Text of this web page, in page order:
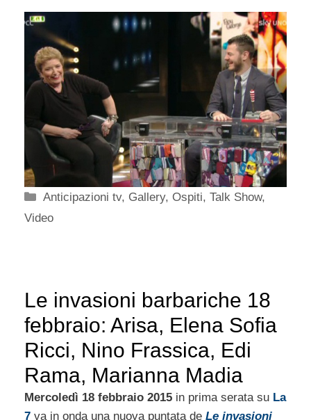
Categorie
Anticipazioni tv, Gallery,Ospiti,Talk Show,
Video
Le invasioni barbariche 18
febbraio: Arisa, Elena Sofia
Ricci, Nino Frassica, Edi
Rama, Marianna Madia
Mercoledì 18 febbraio 2015 in prima serata su La
7 va in onda una nuova puntata de Le invasioni